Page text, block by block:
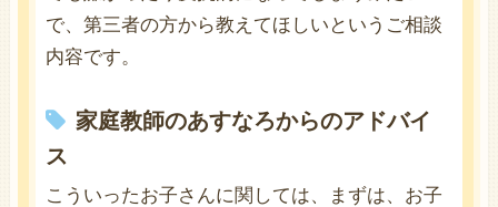
で、第三者の方から教えてほしいというご相談
内容です。
家庭教師のあすなろからのアドバイ
ス
こういったお子さんに関しては、まずは、お子